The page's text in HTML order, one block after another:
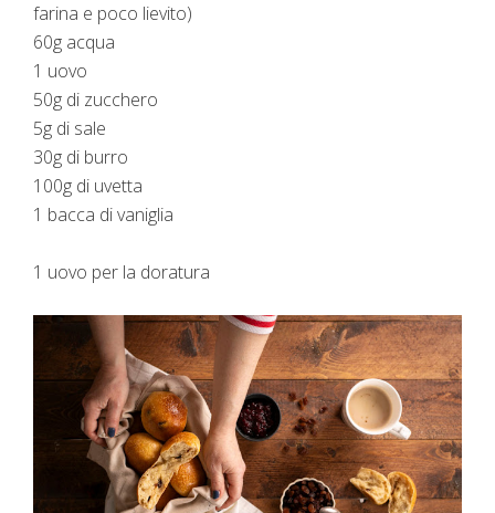
farina e poco lievito) ​
60g acqua
​1 uovo
​50g di zucchero
​5g di sale
​30g di burro ​
100g di uvetta
1 bacca di vaniglia ​
1 uovo per la doratura